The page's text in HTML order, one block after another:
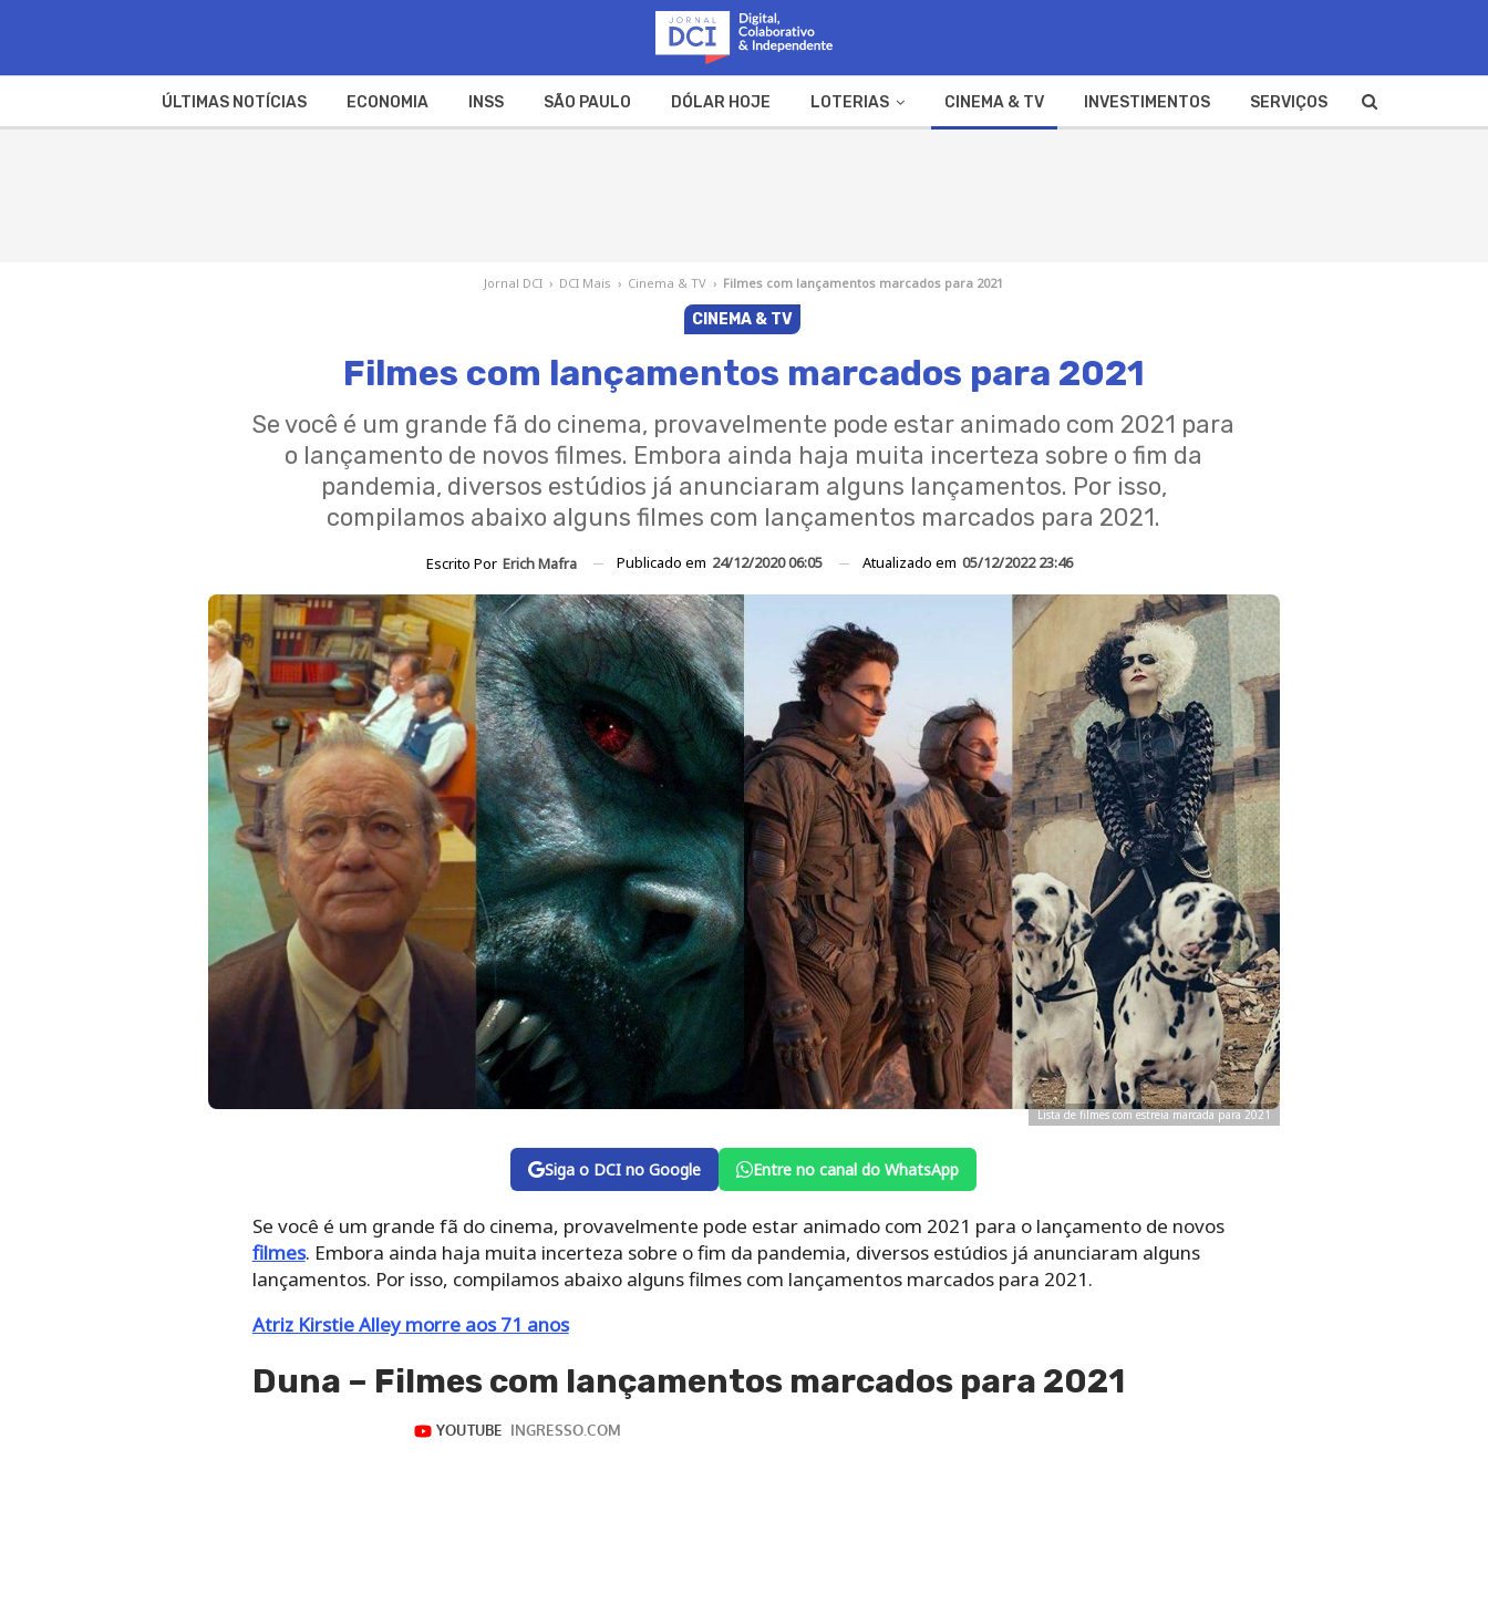
ÚLTIMAS NOTÍCIAS ECONOMIA INSS SÃO PAULO DÓLAR HOJE LOTERIAS CINEMA & TV INVESTIMENTOS SERVIÇOS
Jornal DCI › DCI Mais › Cinema & TV › Filmes com lançamentos marcados para 2021
CINEMA & TV
Filmes com lançamentos marcados para 2021
Se você é um grande fã do cinema, provavelmente pode estar animado com 2021 para
o lançamento de novos filmes. Embora ainda haja muita incerteza sobre o fim da
pandemia, diversos estúdios já anunciaram alguns lançamentos. Por isso,
compilamos abaixo alguns filmes com lançamentos marcados para 2021.
Escrito Por Erich Mafra Publicado em 24/12/2020 06:05 Atualizado em 05/12/2022 23:46
Lista de filmes com estreia marcada para 2021
Siga o DCI no Google Entre no canal do WhatsApp
Se você é um grande fã do cinema, provavelmente pode estar animado com 2021 para o lançamento de novos
filmes. Embora ainda haja muita incerteza sobre o fim da pandemia, diversos estúdios já anunciaram alguns
lançamentos. Por isso, compilamos abaixo alguns filmes com lançamentos marcados para 2021.
Atriz Kirstie Alley morre aos 71 anos
Duna – Filmes com lançamentos marcados para 2021